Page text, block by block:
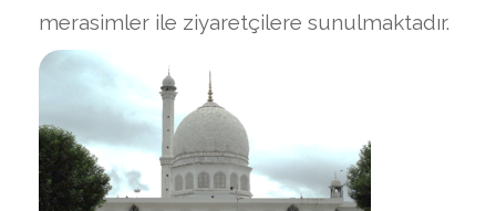
merasimler ile ziyaretçilere sunulmaktadır.